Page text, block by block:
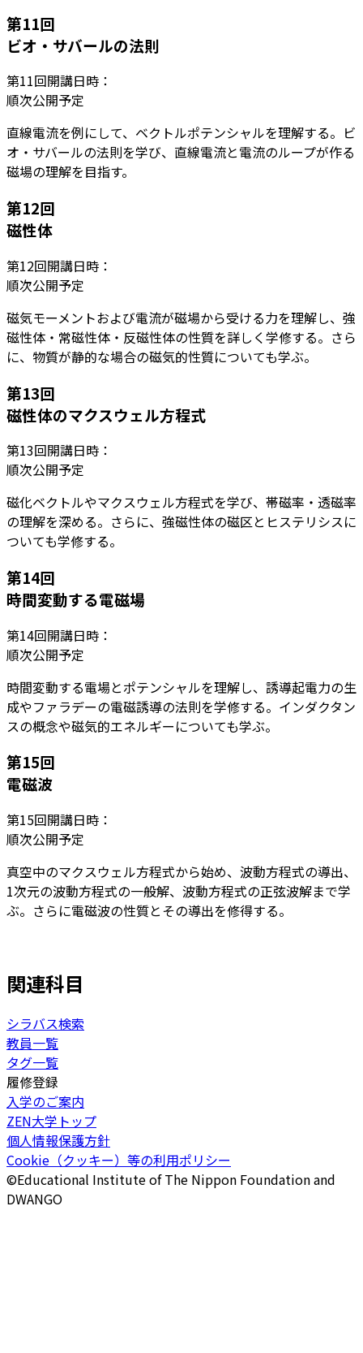
第11回
ビオ・サバールの法則
第11回開講日時：
順次公開予定
直線電流を例にして、ベクトルポテンシャルを理解する。ビ
オ・サバールの法則を学び、直線電流と電流のループが作る
磁場の理解を目指す。
第12回
磁性体
第12回開講日時：
順次公開予定
磁気モーメントおよび電流が磁場から受ける力を理解し、強
磁性体・常磁性体・反磁性体の性質を詳しく学修する。さら
に、物質が静的な場合の磁気的性質についても学ぶ。
第13回
磁性体のマクスウェル方程式
第13回開講日時：
順次公開予定
磁化ベクトルやマクスウェル方程式を学び、帯磁率・透磁率
の理解を深める。さらに、強磁性体の磁区とヒステリシスに
ついても学修する。
第14回
時間変動する電磁場
第14回開講日時：
順次公開予定
時間変動する電場とポテンシャルを理解し、誘導起電力の生
成やファラデーの電磁誘導の法則を学修する。インダクタン
スの概念や磁気的エネルギーについても学ぶ。
第15回
電磁波
第15回開講日時：
順次公開予定
真空中のマクスウェル方程式から始め、波動方程式の導出、
1次元の波動方程式の一般解、波動方程式の正弦波解まで学
ぶ。さらに電磁波の性質とその導出を修得する。
関連科目
シラバス検索
教員一覧
タグ一覧
履修登録
入学のご案内
ZEN大学トップ
個人情報保護方針
Cookie（クッキー）等の利用ポリシー
©Educational Institute of The Nippon Foundation and
DWANGO